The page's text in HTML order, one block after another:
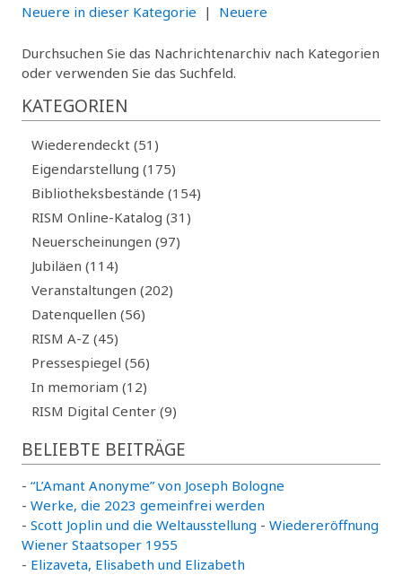
Neuere in dieser Kategorie | Neuere
Durchsuchen Sie das Nachrichtenarchiv nach Kategorien
oder verwenden Sie das Suchfeld.
KATEGORIEN
Wiederendeckt (51)
Eigendarstellung (175)
Bibliotheksbestände (154)
RISM Online-Katalog (31)
Neuerscheinungen (97)
Jubiläen (114)
Veranstaltungen (202)
Datenquellen (56)
RISM A-Z (45)
Pressespiegel (56)
In memoriam (12)
RISM Digital Center (9)
BELIEBTE BEITRÄGE
- “L’Amant Anonyme” von Joseph Bologne
- Werke, die 2023 gemeinfrei werden
- Scott Joplin und die Weltausstellung - Wiedereröffnung
Wiener Staatsoper 1955
- Elizaveta, Elisabeth und Elizabeth